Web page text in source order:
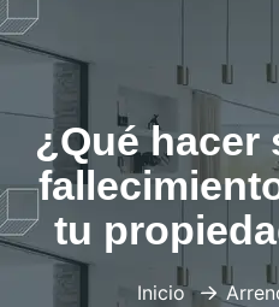
¿Qué hacer
tu
Inicio